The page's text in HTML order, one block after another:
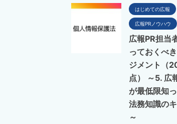
はじめての広報
広報PRノウハウ
広報PR担当
っておくべ
ジメント（
点） ～5. 広
が最低限知
法務知識の
～